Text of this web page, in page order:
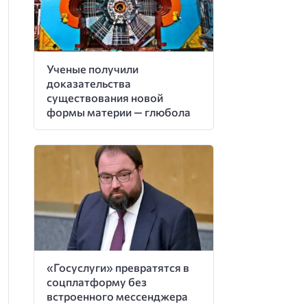
Ученые получили
доказательства
существования новой
формы материи — глюбола
«Госуслуги» превратятся в
соцплатформу без
встроенного мессенджера